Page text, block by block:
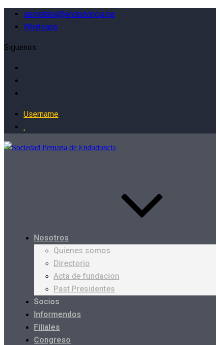
secretaria@endodoncia.pe
Whatsapp
Siguenos
Username
.
Nosotros
Quienes somos
Directorio
Acta de fundacion
Past Presidentes
Socios
Informendos
Filiales
Congreso